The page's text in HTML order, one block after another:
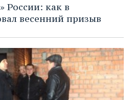
России: как в
весенний призыв